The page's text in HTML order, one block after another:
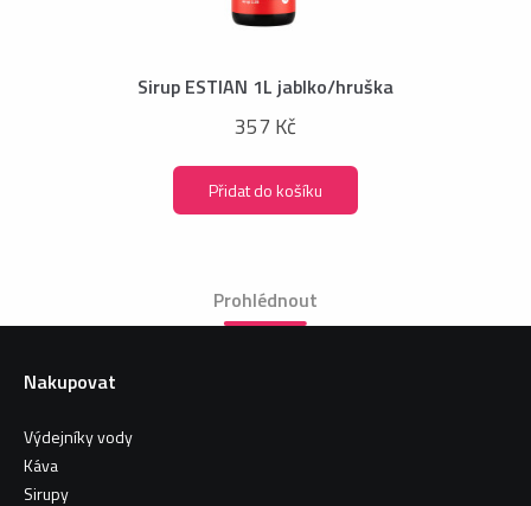
Sirup ESTIAN 1L jablko/hruška
357 Kč
Přidat do košíku
Prohlédnout
Nakupovat
Výdejníky vody
Káva
Sirupy